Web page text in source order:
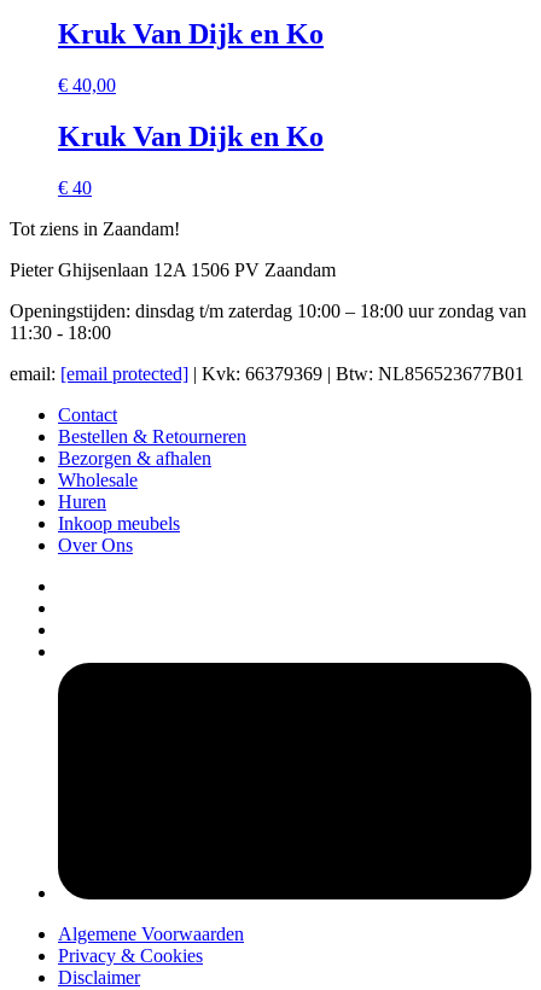
Kruk Van Dijk en Ko
€ 40,00
Kruk Van Dijk en Ko
€ 40
Tot ziens in Zaandam!
Pieter Ghijsenlaan 12A 1506 PV Zaandam
Openingstijden: dinsdag t/m zaterdag 10:00 – 18:00 uur zondag van
11:30 - 18:00
email: [email protected] | Kvk: 66379369 | Btw: NL856523677B01
Contact
Bestellen & Retourneren
Bezorgen & afhalen
Wholesale
Huren
Inkoop meubels
Over Ons
Algemene Voorwaarden
Privacy & Cookies
Disclaimer